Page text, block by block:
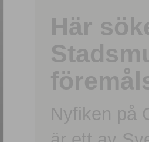
Här
Nyfiken på